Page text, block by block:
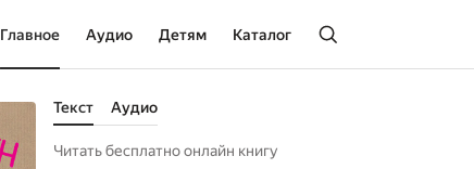
Главное Аудио Детям Каталог
Текст Аудио
Читать бесплатно онлайн книгу